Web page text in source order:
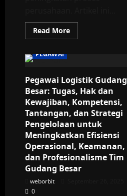
Read MoreRead
more
Tugas,
Hak
dan
Kewajiban,
Kompetensi,
Tantangan,
dan
Strategi
Pengelolaan
untuk
Meningkatkan
Inovasi,
Kualitas
Produk,
PEGAWAI
Pegawai Logistik Gudang
Besar: Tugas, Hak dan
Kewajiban, Kompetensi,
Tantangan, dan Strategi
Pengelolaan untuk
Meningkatkan Efisiensi
Operasional, Keamanan,
dan Profesionalisme Tim
Gudang Besar
weborbit
0